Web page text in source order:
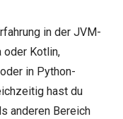
in der JVM-
oder Kotlin,
in Python-
hast du
anderen Bereich